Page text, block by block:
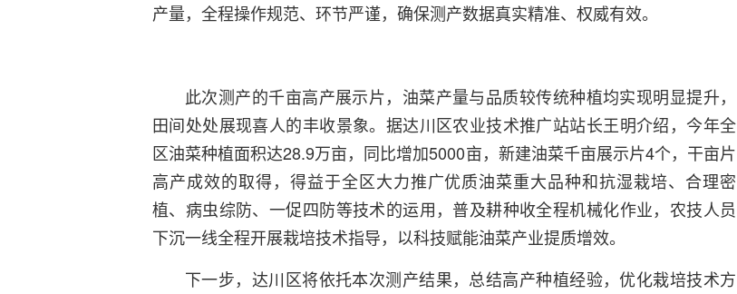
产量，全程操作规范、环节严谨，确保测产数据真实精准、权威有效。
此次测产的千亩高产展示片，油菜产量与品质较传统种植均实现明显提升，
田间处处展现喜人的丰收景象。据达川区农业技术推广站站长王明介绍，今年全
区油菜种植面积达28.9万亩，同比增加5000亩，新建油菜千亩展示片4个，干亩片
高产成效的取得，得益于全区大力推广优质油菜重大品种和抗湿栽培、合理密
植、病虫综防、一促四防等技术的运用，普及耕种收全程机械化作业，农技人员
下沉一线全程开展栽培技术指导，以科技赋能油菜产业提质增效。
下一步，达川区将依托本次测产结果，总结高产种植经验，优化栽培技术方